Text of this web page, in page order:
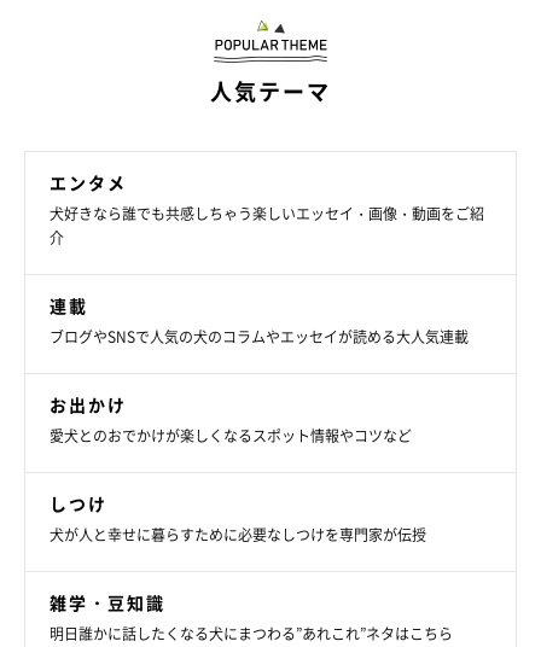
人気テーマ
エンタメ
犬好きなら誰でも共感しちゃう楽しいエッセイ・画像・動画をご紹
介
連載
ブログやSNSで人気の犬のコラムやエッセイが読める大人気連載
お出かけ
愛犬とのおでかけが楽しくなるスポット情報やコツなど
しつけ
犬が人と幸せに暮らすために必要なしつけを専門家が伝授
雑学・豆知識
明日誰かに話したくなる犬にまつわる”あれこれ”ネタはこちら